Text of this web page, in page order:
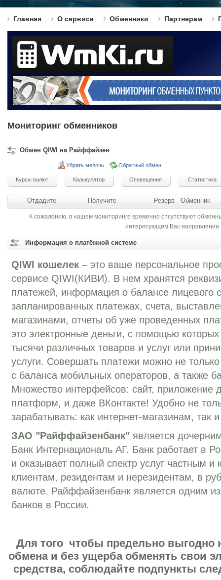
Главная О сервисе Обменники Партнерам
Мониторинг обменников
Обмен QIWI на Райффайзен
Убрать мелочь Обратный обмен
Отдадите Получите Резерв Обменник
К сожалению, в нашем мониторинге временно отсутствуют
интересующем Вас направлении.
Информация о платёжной системе
QIWI кошелек – это ваше персональное
сервисе QIWI(КИВИ). В нем хранятся
платежей, информация о балансе лицевого
запланированных платежах, счета,
магазинами, отчеты об уже проведенных
это электронные деньги, с помощью которых
тысячи различных товаров и услуг или
услуги. Совершать платежи можно не
с баланса мобильных операторов, а также
Множество интерфейсов: сайт, приложение
платформ, и даже ВКонтакте! Удобно не
зарабатывать: как интернет-магазинам, так
ЗАО "Райффайзенбанк" является
Банк Интернациональ АГ. Банк работает в
и оказывает полный спектр услуг частным и
клиентам, резидентам и нерезидентам, в
валюте. Райффайзенбанк является одним
банков в России.
Для того чтобы предельно выгодно
обмена и без ущерба обменять свои
средства, соблюдайте подпункты